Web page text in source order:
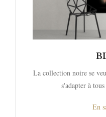
La collection noire se
s'adapter à
En